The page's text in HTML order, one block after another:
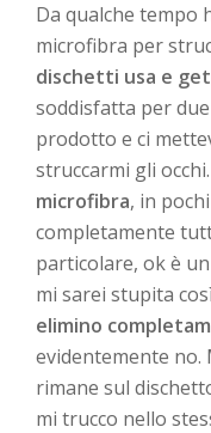
Da qualche tempo
microfibra per
dischetti usa e
soddisfatta per
prodotto e ci
struccarmi gli
microfibra, in
completamente
particolare, ok è
mi sarei stupita
elimino
evidentemente no.
rimane sul
mi trucco nello